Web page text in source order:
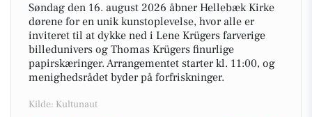
Søndag den 16. august 2026 åbner Hellebæk Kirke
dørene for en unik kunstoplevelse, hvor alle er
inviteret til at dykke ned i Lene Krügers farverige
billedunivers og Thomas Krügers finurlige
papirskæringer. Arrangementet starter kl. 11:00, og
menighedsrådet byder på forfriskninger.
Kilde: Kultunaut